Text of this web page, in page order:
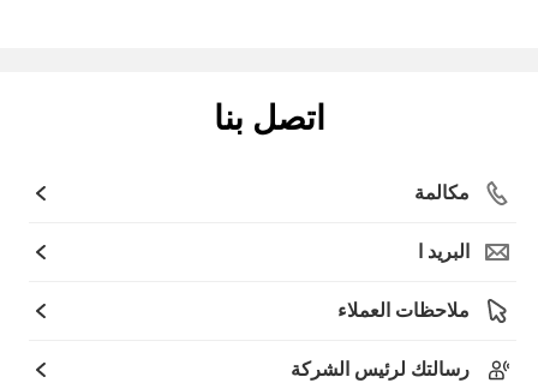
اتصل بنا
مكالمة
البريد ا
ملاحظات العملاء
رسالتك لرئيس الشركة